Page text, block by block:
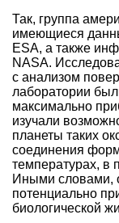
Так, группа
имеющиеся
ESA, а также
NASA.
с анализом
лаборатории
максимально
изучали
планеты таких
соединения
температурах, в
Иными словами,
потенциально
биологической